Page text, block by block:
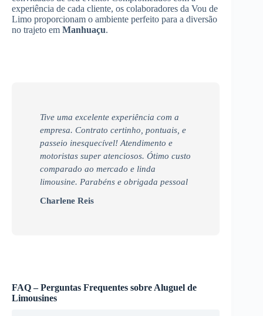
experiência de cada cliente, os colaboradores da Vou de
Limo proporcionam o ambiente perfeito para a diversão
no trajeto em Manhuaçu.
Tive uma excelente experiência com a
empresa. Contrato certinho, pontuais, e
passeio inesquecível! Atendimento e
motoristas super atenciosos. Ótimo custo
comparado ao mercado e linda
limousine. Parabéns e obrigada pessoal
Charlene Reis
FAQ – Perguntas Frequentes sobre Aluguel de
Limousines